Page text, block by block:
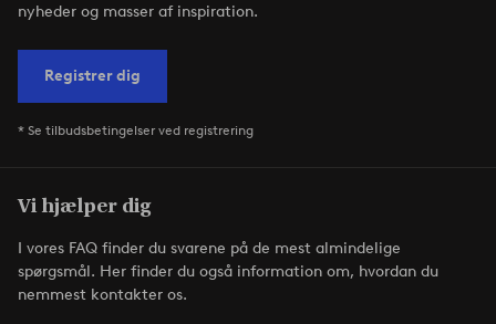
nyheder og masser af inspiration.
Registrer dig
* Se tilbudsbetingelser ved registrering
Vi hjælper dig
I vores FAQ finder du svarene på de mest almindelige
spørgsmål. Her finder du også information om, hvordan du
nemmest kontakter os.